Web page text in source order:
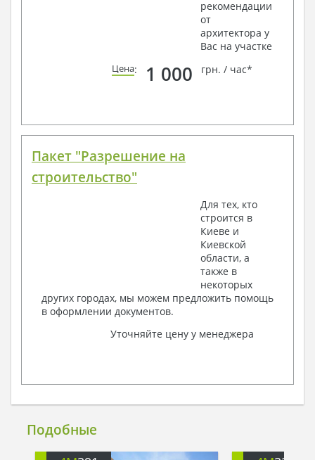
рекомендации
от
архитектора у
Вас на участке
Цена: 1 000 грн. / час*
Пакет "Разрешение на
строительство"
Для тех, кто
строится в
Киеве и
Киевской
области, а
также в
некоторых
других городах, мы можем предложить помощь
в оформлении документов.
Уточняйте цену у менеджера
Подобные